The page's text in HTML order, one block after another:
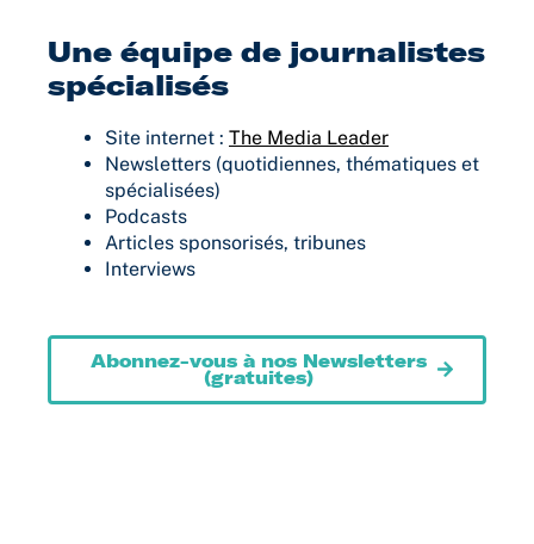
Une équipe de journalistes
spécialisés
Site internet : The Media Leader
Newsletters (quotidiennes, thématiques et
spécialisées)
Podcasts
Articles sponsorisés, tribunes
Interviews
Abonnez-vous à nos Newsletters
(gratuites)